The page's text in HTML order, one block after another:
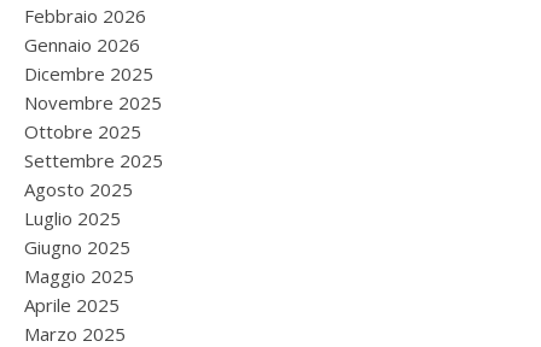
Febbraio 2026
Gennaio 2026
Dicembre 2025
Novembre 2025
Ottobre 2025
Settembre 2025
Agosto 2025
Luglio 2025
Giugno 2025
Maggio 2025
Aprile 2025
Marzo 2025